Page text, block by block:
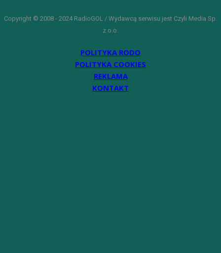
Copyright © 2008 - 2024 RadioGOL / Wydawcą serwisu jest Czyli Media Sp.
z o.o.
POLITYKA RODO
POLITYKA COOKIES
REKLAMA
KONTAKT